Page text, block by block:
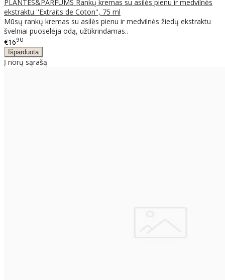
PLANTES&PARFUMS Rankų kremas su asilės pienu ir medvilnės
ekstraktu ''Extraits de Coton'', 75 ml
Mūsų rankų kremas su asilės pienu ir medvilnės žiedų ekstraktu
švelniai puoselėja odą, užtikrindamas..
€1690
Į norų sąrašą